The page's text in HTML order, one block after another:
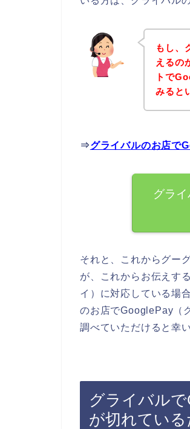
もし、
えるの
トで
みると
⇒グライバルのお店で
グラ
それと、これからグー
が、これからお伝えす
イ）に対応している場
のお店でGooglePay（
調べていただけると幸い
グライバル
が切れている